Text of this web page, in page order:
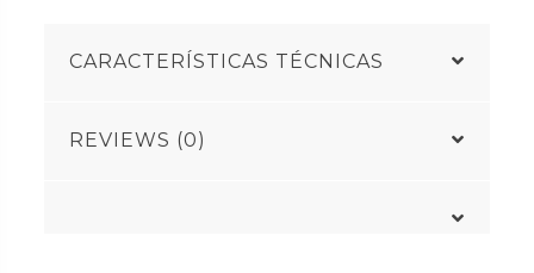
CARACTERÍSTICAS TÉCNICAS
REVIEWS (0)